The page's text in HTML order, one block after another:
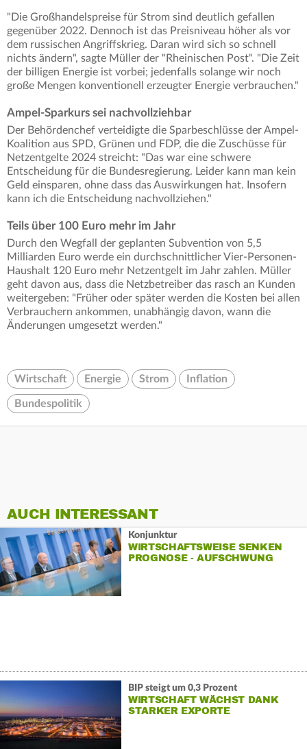
"Die Großhandelspreise für Strom sind deutlich gefallen
gegenüber 2022. Dennoch ist das Preisniveau höher als vor
dem russischen Angriffskrieg. Daran wird sich so schnell
nichts ändern", sagte Müller der "Rheinischen Post". "Die Zeit
der billigen Energie ist vorbei; jedenfalls solange wir noch
große Mengen konventionell erzeugter Energie verbrauchen."
Ampel-Sparkurs sei nachvollziehbar
Der Behördenchef verteidigte die Sparbeschlüsse der Ampel-
Koalition aus SPD, Grünen und FDP, die die Zuschüsse für
Netzentgelte 2024 streicht: "Das war eine schwere
Entscheidung für die Bundesregierung. Leider kann man kein
Geld einsparen, ohne dass das Auswirkungen hat. Insofern
kann ich die Entscheidung nachvollziehen."
Teils über 100 Euro mehr im Jahr
Durch den Wegfall der geplanten Subvention von 5,5
Milliarden Euro werde ein durchschnittlicher Vier-Personen-
Haushalt 120 Euro mehr Netzentgelt im Jahr zahlen. Müller
geht davon aus, dass die Netzbetreiber das rasch an Kunden
weitergeben: "Früher oder später werden die Kosten bei allen
Verbrauchern ankommen, unabhängig davon, wann die
Änderungen umgesetzt werden."
Wirtschaft Energie Strom Inflation
Bundespolitik
AUCH INTERESSANT
Konjunktur
WIRTSCHAFTSWEISE SENKEN
PROGNOSE - AUFSCHWUNG
BIP steigt um 0,3 Prozent
WIRTSCHAFT WÄCHST DANK
STARKER EXPORTE